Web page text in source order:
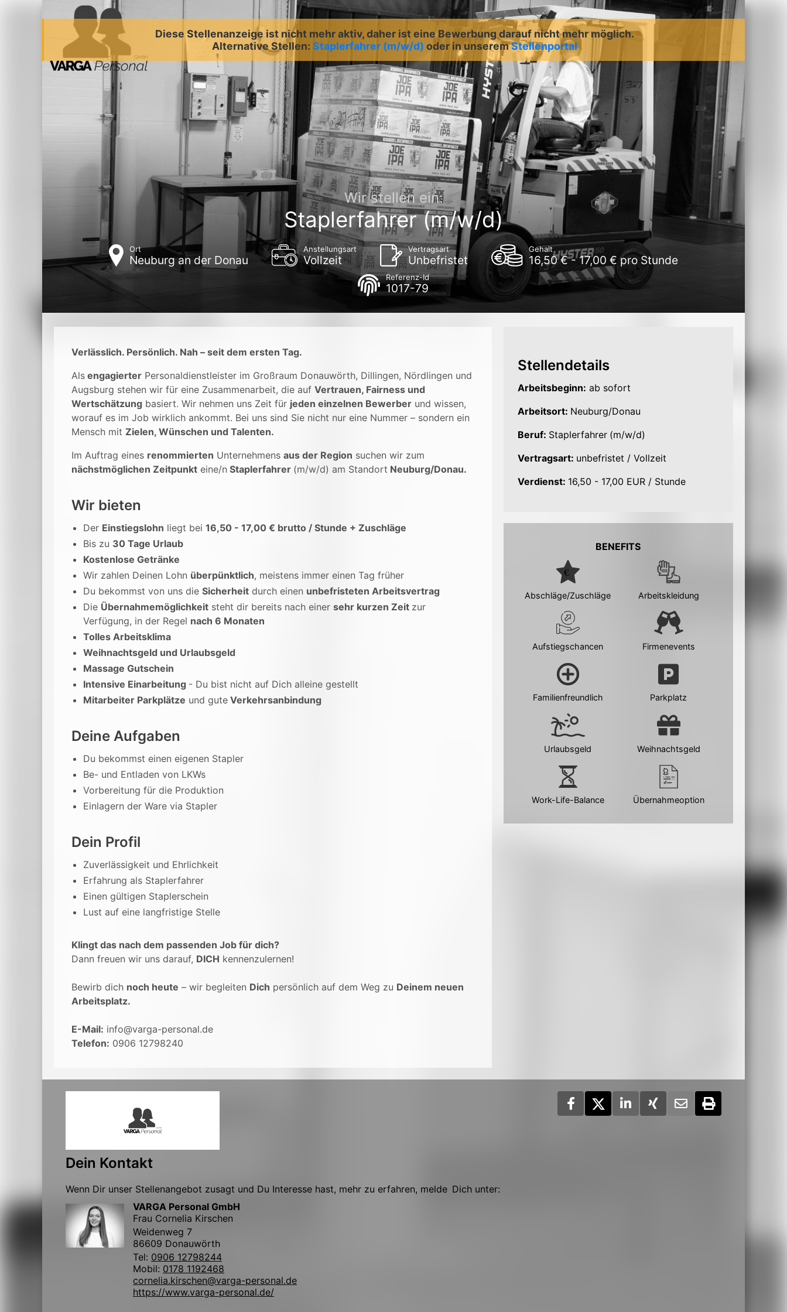
Diese Stellenanzeige ist nicht mehr aktiv, daher ist eine Bewerbung darauf nicht mehr möglich.
Alternative Stellen: Staplerfahrer (m/w/d) oder in unseremStellenportal
Wir stellen ein:
Staplerfahrer (m/w/d)
Ort
Neuburg an der Donau
Anstellungsart
Vollzeit
Vertragsart
Unbefristet
Gehalt
16,50 € - 17,00 € pro Stunde
Referenz-Id
1017-79
Verlässlich. Persönlich. Nah – seit dem ersten Tag.
Als engagierter Personaldienstleister im Großraum Donauwörth, Dillingen, Nördlingen und
Augsburg stehen wir für eine Zusammenarbeit, die auf Vertrauen, Fairness und
Wertschätzung basiert. Wir nehmen uns Zeit für jeden einzelnen Bewerber und wissen,
worauf es im Job wirklich ankommt. Bei uns sind Sie nicht nur eine Nummer – sondern ein
Mensch mit Zielen, Wünschen und Talenten.
Im Auftrag eines renommierten Unternehmens aus der Region suchen wir zum
nächstmöglichen Zeitpunkt eine/n Staplerfahrer (m/w/d) am Standort Neuburg/Donau.
Wir bieten
Der Einstiegslohn liegt bei 16,50 - 17,00 € brutto / Stunde + Zuschläge
Bis zu 30 Tage Urlaub
Kostenlose Getränke
Wir zahlen Deinen Lohn überpünktlich, meistens immer einen Tag früher
Du bekommst von uns die Sicherheit durch einen unbefristeten Arbeitsvertrag
Die Übernahmemöglichkeit steht dir bereits nach einer sehr kurzen Zeit zur
Verfügung, in der Regel nach 6 Monaten
Tolles Arbeitsklima
Weihnachtsgeld und Urlaubsgeld
Massage Gutschein
Intensive Einarbeitung - Du bist nicht auf Dich alleine gestellt
Mitarbeiter Parkplätze und gute Verkehrsanbindung
Deine Aufgaben
Du bekommst einen eigenen Stapler
Be- und Entladen von LKWs
Vorbereitung für die Produktion
Einlagern der Ware via Stapler
Dein Profil
Zuverlässigkeit und Ehrlichkeit
Erfahrung als Staplerfahrer
Einen gültigen Staplerschein
Lust auf eine langfristige Stelle
Klingt das nach dem passenden Job für dich?
Dann freuen wir uns darauf, DICH kennenzulernen!
Bewirb dich noch heute – wir begleiten Dich persönlich auf dem Weg zu Deinem neuen
Arbeitsplatz.
E-Mail: info@varga-personal.de
Telefon: 0906 12798240
Stellendetails
Arbeitsbeginn: ab sofort
Arbeitsort: Neuburg/Donau
Beruf: Staplerfahrer (m/w/d)
Vertragsart: unbefristet / Vollzeit
Verdienst: 16,50 - 17,00 EUR / Stunde
BENEFITS
Abschläge/Zuschläge Arbeitskleidung
Aufstiegschancen Firmenevents
Familienfreundlich Parkplatz
Urlaubsgeld Weihnachtsgeld
Work-Life-Balance Übernahmeoption
Dein Kontakt
Wenn Dir unser Stellenangebot zusagt und Du Interesse hast, mehr zu erfahren, melde Dich unter:
VARGA Personal GmbH
Frau Cornelia Kirschen
Weidenweg 7
86609 Donauwörth
Tel: 0906 12798244
Mobil: 0178 1192468
cornelia.kirschen@varga-personal.de
https://www.varga-personal.de/